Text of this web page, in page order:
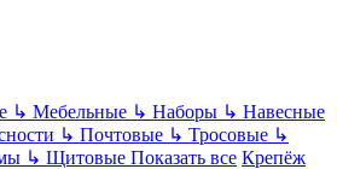
↳ Мебельные ↳ Наборы ↳ Навесные
↳ Почтовые ↳ Тросовые ↳
↳ Щитовые Показать все Крепёж